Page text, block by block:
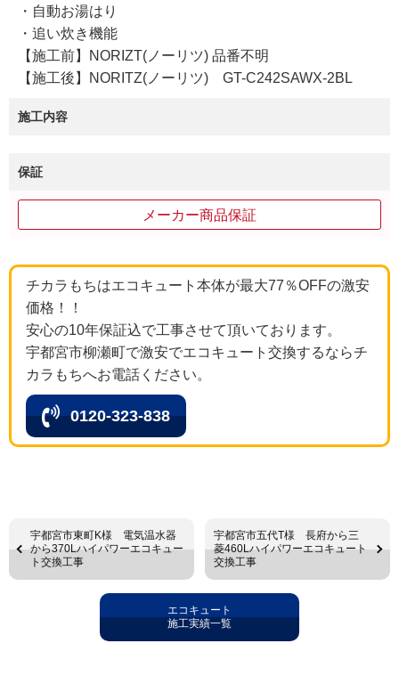
・自動お湯はり
・追い炊き機能
【施工前】NORIZT(ノーリツ) 品番不明
【施工後】NORITZ(ノーリツ) GT-C242SAWX-2BL
施工内容
保証
メーカー商品保証
チカラもちはエコキュート本体が最大77％OFFの激安
価格！！
安心の10年保証込で工事させて頂いております。
宇都宮市柳瀬町で激安でエコキュート交換するならチ
カラもちへお電話ください。
0120-323-838
宇都宮市東町K様 電気温水器
から370Lハイパワーエコキュー
ト交換工事
宇都宮市五代T様 長府から三
菱460Lハイパワーエコキュート
交換工事
エコキュート
施工実績一覧